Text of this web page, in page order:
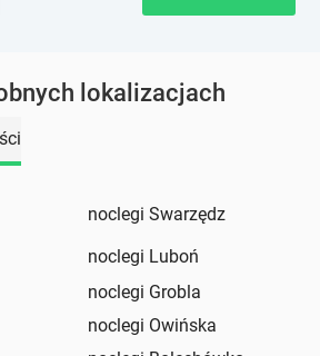
lokalizacjach
noclegi Swarzędz
noclegi Luboń
noclegi Grobla
noclegi Owińska